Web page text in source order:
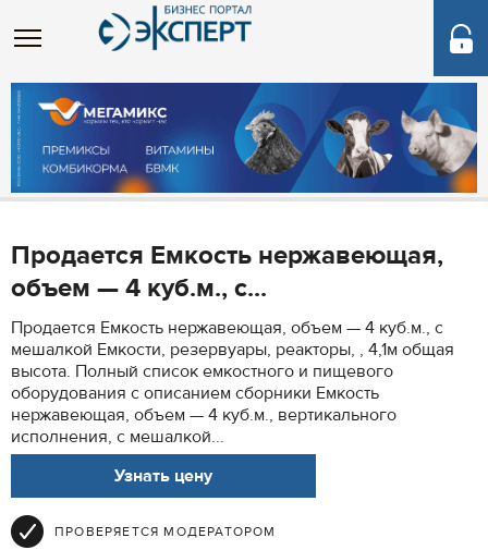
Продается Емкость нержавеющая,
объем — 4 куб.м., с...
Продается Емкость нержавеющая, объем — 4 куб.м., с
мешалкой Емкости, резервуары, реакторы, , 4,1м общая
высота. Полный список емкостного и пищевого
оборудования с описанием сборники Емкость
нержавеющая, объем — 4 куб.м., вертикального
исполнения, с мешалкой...
Узнать цену
ПРОВЕРЯЕТСЯ МОДЕРАТОРОМ